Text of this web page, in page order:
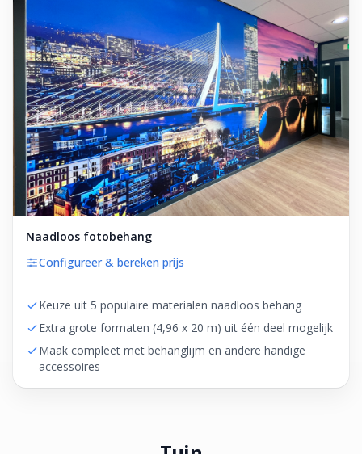
Naadloos fotobehang
Configureer & bereken prijs
Keuze uit 5 populaire materialen naadloos behang
Extra grote formaten (4,96 x 20 m) uit één deel mogelijk
Maak compleet met behanglijm en andere handige
accessoires